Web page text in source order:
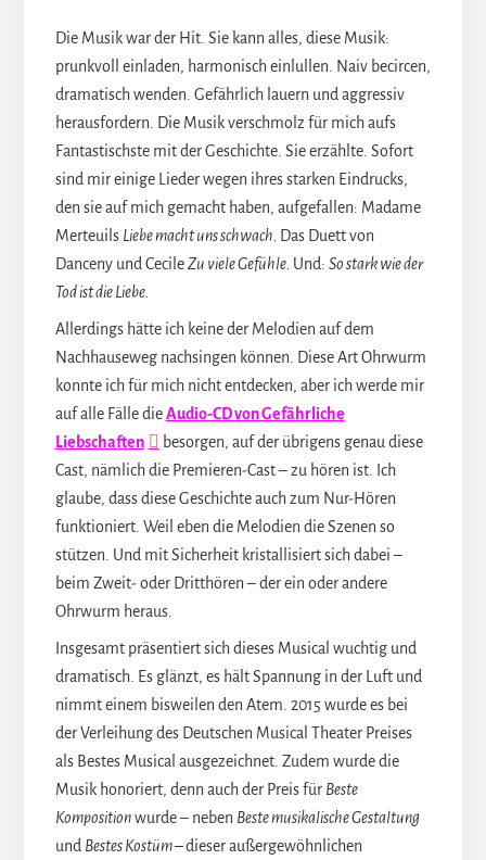
Die Musik war der Hit. Sie kann alles, diese Musik:
prunkvoll einladen, harmonisch einlullen. Naiv becircen,
dramatisch wenden. Gefährlich lauern und aggressiv
herausfordern. Die Musik verschmolz für mich aufs
Fantastischste mit der Geschichte. Sie erzählte. Sofort
sind mir einige Lieder wegen ihres starken Eindrucks,
den sie auf mich gemacht haben, aufgefallen: Madame
Merteuils Liebe macht uns schwach. Das Duett von
Danceny und CecileZu viele Gefühle. Und: Sostark wie der
Tod ist die Liebe.
Allerdings hätte ich keine der Melodien auf dem
Nachhauseweg nachsingen können. Diese Art Ohrwurm
konnte ich für mich nicht entdecken, aber ich werde mir
auf alle Fälle dieAudio-CD von Gefährliche
Liebschaften
besorgen, auf der übrigens genau diese
Cast, nämlich die Premieren-Cast – zu hören ist. Ich
glaube, dass diese Geschichte auch zum Nur-Hören
funktioniert. Weil eben die Melodien die Szenen so
stützen. Und mit Sicherheit kristallisiert sich dabei –
beim Zweit- oder Dritthören – der ein oder andere
Ohrwurm heraus.
Insgesamt präsentiert sich dieses Musical wuchtig und
dramatisch. Es glänzt, es hält Spannung in der Luft und
nimmt einem bisweilen den Atem. 2015 wurde es bei
der Verleihung des Deutschen Musical Theater Preises
als Bestes Musical ausgezeichnet. Zudem wurde die
Musik honoriert, denn auch der Preis für Beste
Kompositionwurde – neben Beste musikalische Gestaltung
und Bestes Kostüm –dieser außergewöhnlichen